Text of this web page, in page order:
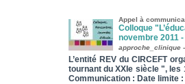
Appel à
Colloque
novembre 2011
approche_clinique
L’entité REV du CIRCEFT
tournant du XXIe siècle ", les
Communication : Date limite :